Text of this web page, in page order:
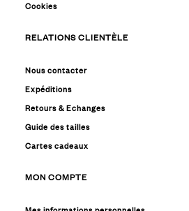
Cookies
RELATIONS CLIENTÈLE
Nous contacter
Expéditions
Retours & Echanges
Guide des tailles
Cartes cadeaux
MON COMPTE